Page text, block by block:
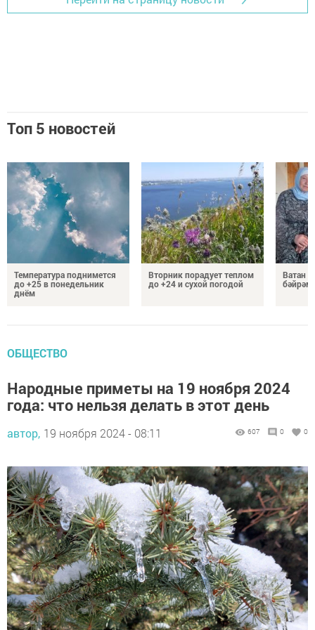
Топ 5 новостей
Температура поднимется
до +25 в понедельник
днём
Вторник порадует теплом
до +24 и сухой погодой
Ватан
бәйрәм
ОБЩЕСТВО
Народные приметы на 19 ноября 2024
года: что нельзя делать в этот день
автор, 19 ноября 2024 - 08:11 607 0 0